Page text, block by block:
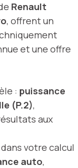
Renault
, offrent un
et une offre
: puissance
(P.2),
aux
votre calcul
auto,